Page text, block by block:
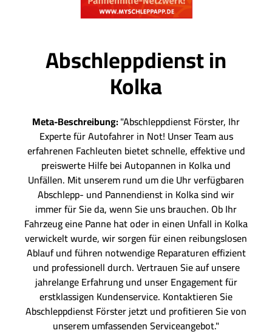
Abschleppdienst in
Kolka
Meta-Beschreibung:"Abschleppdienst Förster, Ihr
Experte für Autofahrer in Not! Unser Team aus
erfahrenen Fachleuten bietet schnelle, effektive und
preiswerte Hilfe bei Autopannen in Kolka und
Unfällen. Mit unserem rund um die Uhr verfügbaren
Abschlepp- und Pannendienst in Kolka sind wir
immer für Sie da, wenn Sie uns brauchen. Ob Ihr
Fahrzeug eine Panne hat oder in einen Unfall in Kolka
verwickelt wurde, wir sorgen für einen reibungslosen
Ablauf und führen notwendige Reparaturen effizient
und professionell durch. Vertrauen Sie auf unsere
jahrelange Erfahrung und unser Engagement für
erstklassigen Kundenservice. Kontaktieren Sie
Abschleppdienst Förster jetzt und profitieren Sie von
unserem umfassenden Serviceangebot."